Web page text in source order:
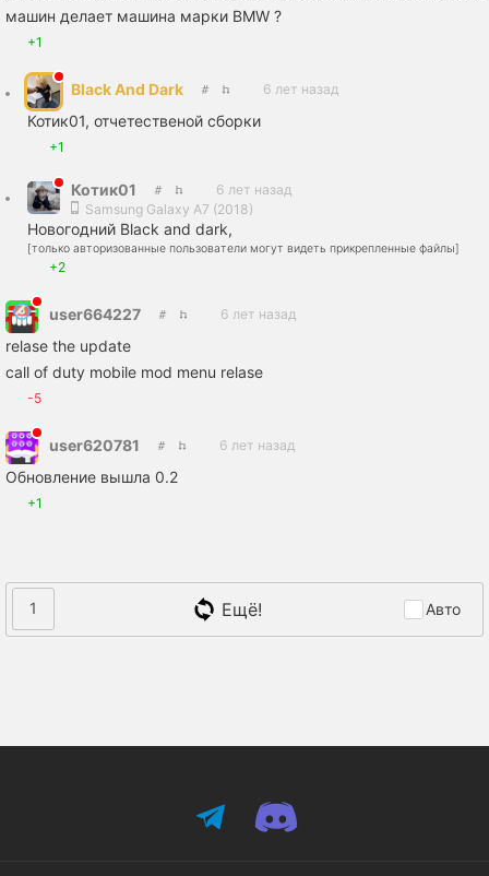
машин делает машина марки BMW ?
+1
Black And Dark 6 лет назад
Котик01, отчетественой сборки
+1
Котик01
6 лет назад
Samsung Galaxy A7 (2018)
Новогодний Black and dark,
[только авторизованные пользователи могут видеть прикрепленные файлы]
+2
user664227 6 лет назад
relase the update
call of duty mobile mod menu relase
-5
user620781 6 лет назад
Обновление вышла 0.2
+1
1 Ещё! Авто